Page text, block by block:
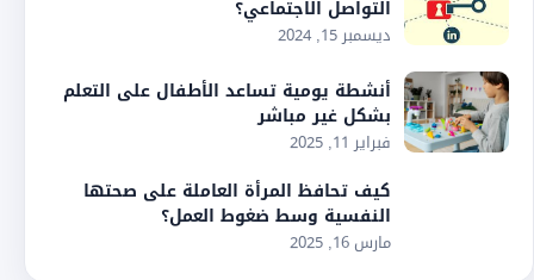
التواصل الاجتماعي؟
ديسمبر 15, 2024
أنشطة يومية تساعد الأطفال على التعلم
بشكل غير مباشر
فبراير 11, 2025
كيف تحافظ المرأة العاملة على صحتها
النفسية وسط ضغوط العمل؟
مارس 16, 2025